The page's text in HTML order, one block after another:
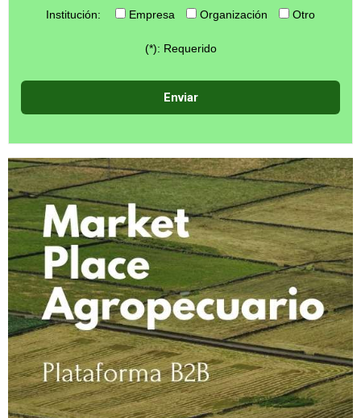
Institución: Empresa Organización Otro
(*): Requerido